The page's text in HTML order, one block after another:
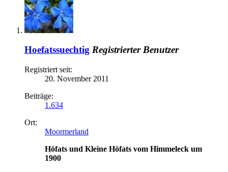
Hoefatssuechtig Registrierter Benutzer
Registriert seit:
20. November 2011
Beiträge:
1.634
Ort:
Moormerland
Höfats und Kleine Höfats vom Himmeleck um
1900